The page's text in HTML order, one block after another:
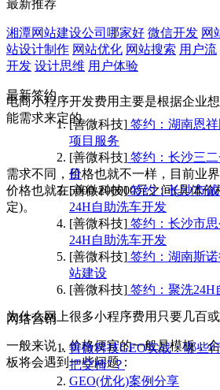
电商小程序开发费用主要是根据企业
能需求来定的。
需求不同，价格也就不一样，目前业
价格也就在5000-200000元之间(具体
定)。
为什么网上很多小程序费用只要几百
一般来说，价格便宜的一般是模板，
板将会遇到一些问题：
最新推荐
湘潭网站建设公司哪家好 微信开发 网
站设计制作 网站优化 网站搜索 用户流
开发 设计思维 用户体验
最新签约
[善微科技] 签约：湖南恩
项目服务
[善微科技] 签约：长沙三
目
[善微科技]签约：长沙市诚
24H自助洗车开发
[善微科技] 签约：长沙市
24H自助洗车开发
[善微科技] 签约：湖南斯
站建设
[善微科技] 签约：聚洗24H
网络营销
善微科技GEO实战：哪些
把交椅”？
GEO(优化)案例分享